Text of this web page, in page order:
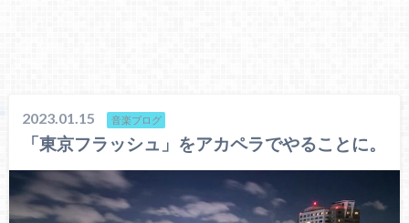
2023.01.15 音楽ブログ
「東京フラッシュ」をアカペラでやることに。